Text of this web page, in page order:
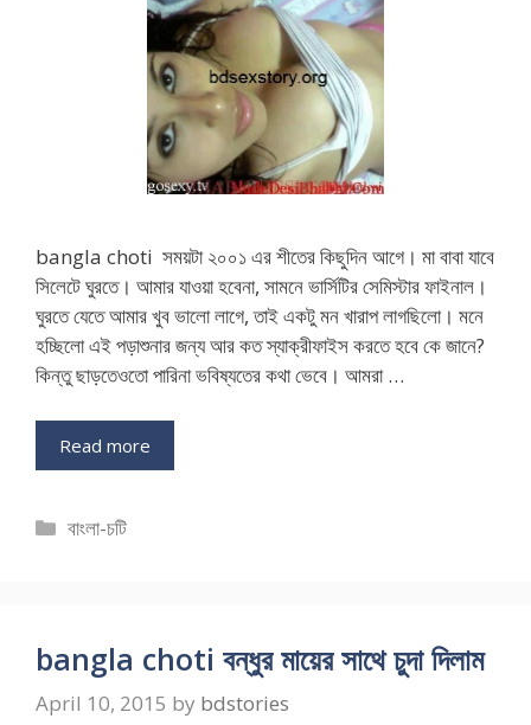
bangla choti সময়টা ২০০১ এর শীতের কিছুদিন আগে। মা বাবা যাবে
সিলেটে ঘুরতে। আমার যাওয়া হবেনা, সামনে ভার্সিটির সেমিস্টার ফাইনাল।
ঘুরতে যেতে আমার খুব ভালো লাগে, তাই একটু মন খারাপ লাগছিলো। মনে
হচ্ছিলো এই পড়াশুনার জন্য আর কত স্যাক্রীফাইস করতে হবে কে জানে?
কিন্তু ছাড়তেওতো পারিনা ভবিষ্যতের কথা ভেবে। আমরা …
Read more
Categories
বাংলা-চটি
bangla choti বন্ধুর মায়ের সাথে চুদা দিলাম
April 10, 2015 by bdstories